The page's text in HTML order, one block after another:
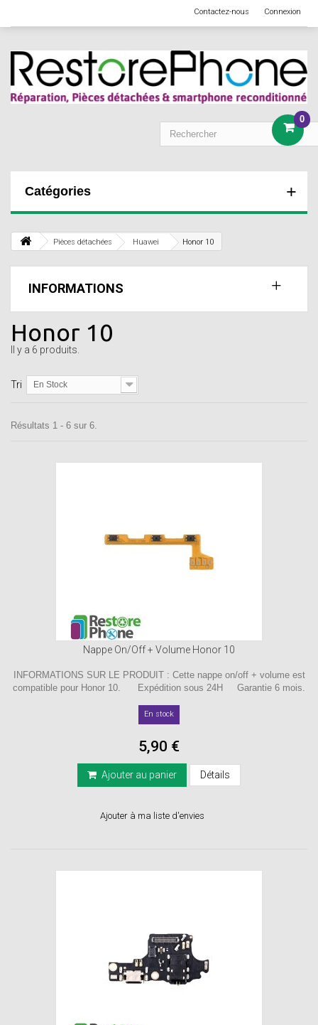
Connexion
Contactez-nous
0
Catégories
Pièces détachées Huawei Honor 10
INFORMATIONS
Honor 10
Il y a 6 produits.
Tri En Stock
Résultats 1 - 6 sur 6.
Nappe On/Off + Volume Honor 10
INFORMATIONS SUR LE PRODUIT : Cette nappe on/off + volume est
compatible pour Honor 10. Expédition sous 24H Garantie 6 mois.
En stock
5,90 €
Ajouter au panier Détails
Ajouter à ma liste d'envies